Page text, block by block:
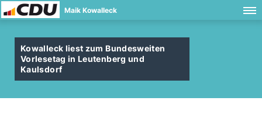
Maik Kowalleck
Kowalleck liest zum Bundesweiten
Vorlesetag in Leutenberg und
Kaulsdorf